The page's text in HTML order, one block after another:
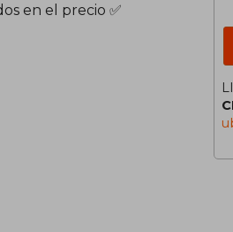
en el precio ✅